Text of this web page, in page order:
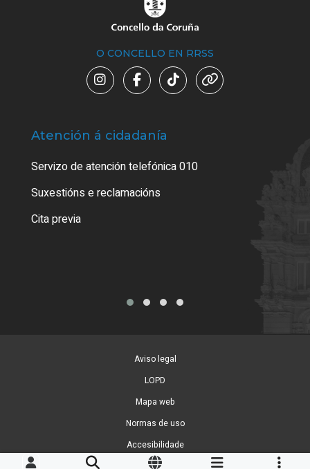
O CONCELLO EN RRSS
Atención á cidadanía
Servizo de atención telefónica 010
Suxestións e reclamacións
Cita previa
Aviso legal
LOPD
Mapa web
Normas de uso
Accesibilidade
Xestión de cookies